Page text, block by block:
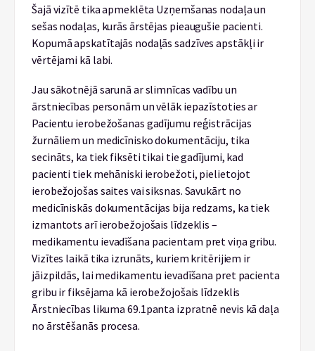
Šajā vizītē tika apmeklēta Uzņemšanas nodaļa un
sešas nodaļas, kurās ārstējas pieaugušie pacienti.
Kopumā apskatītajās nodaļās sadzīves apstākļi ir
vērtējami kā labi.
Jau sākotnējā sarunā ar slimnīcas vadību un
ārstniecības personām un vēlāk iepazīstoties ar
Pacientu ierobežošanas gadījumu reģistrācijas
žurnāliem un medicīnisko dokumentāciju, tika
secināts, ka tiek fiksēti tikai tie gadījumi, kad
pacienti tiek mehāniski ierobežoti, pielietojot
ierobežojošas saites vai siksnas. Savukārt no
medicīniskās dokumentācijas bija redzams, ka tiek
izmantots arī ierobežojošais līdzeklis –
medikamentu ievadīšana pacientam pret viņa gribu.
Vizītes laikā tika izrunāts, kuriem kritērijiem ir
jāizpildās, lai medikamentu ievadīšana pret pacienta
gribu ir fiksējama kā ierobežojošais līdzeklis
Ārstniecības likuma 69.1panta izpratnē nevis kā daļa
no ārstēšanās procesa.